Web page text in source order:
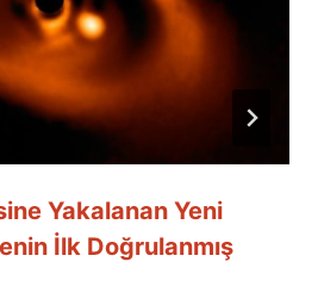
Yakalanan Yeni
İlk Doğrulanmış